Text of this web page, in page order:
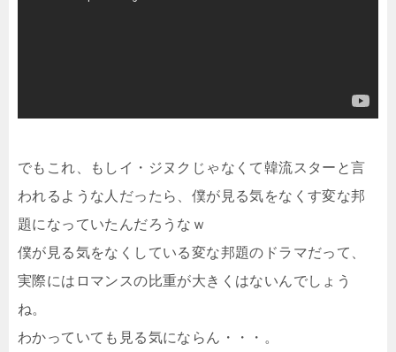
でもこれ、もしイ・ジヌクじゃなくて韓流スターと言
われるような人だったら、僕が見る気をなくす変な邦
題になっていたんだろうなｗ
僕が見る気をなくしている変な邦題のドラマだって、
実際にはロマンスの比重が大きくはないんでしょう
ね。
わかっていても見る気にならん・・・。